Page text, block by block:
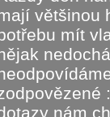
většinou
mít
nám